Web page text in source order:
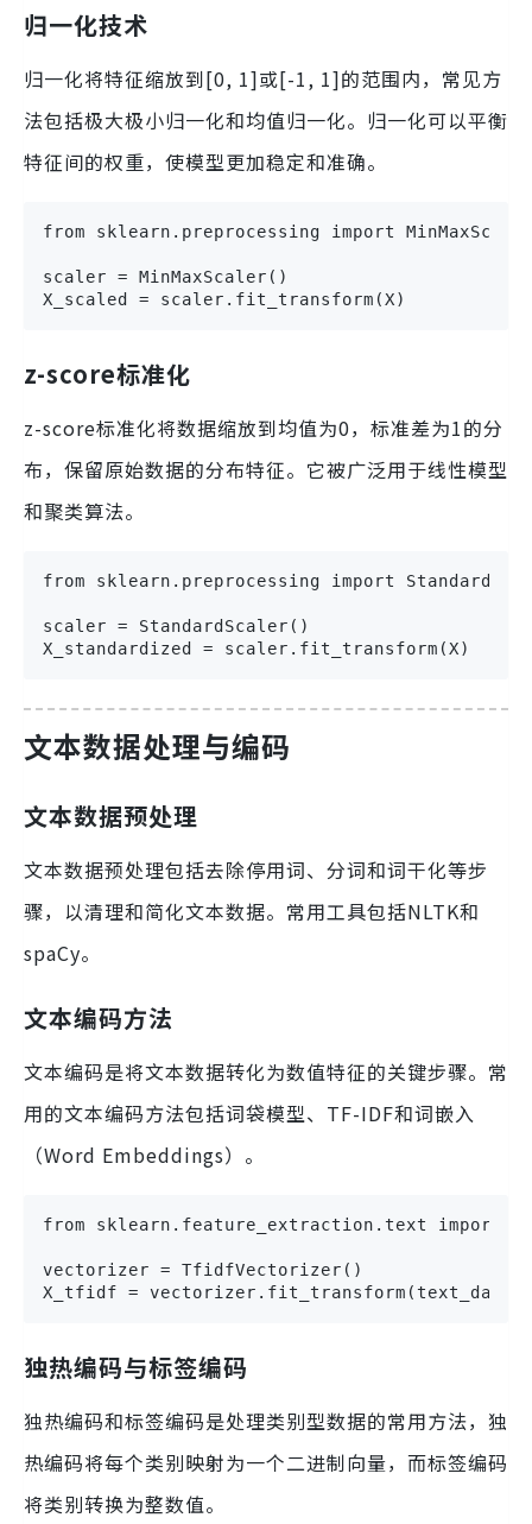
归一化技术
归一化将特征缩放到[0, 1]或[-1, 1]的范围内，常见方
法包括极大极小归一化和均值归一化。归一化可以平衡
特征间的权重，使模型更加稳定和准确。
from sklearn.preprocessing import
scaler = MinMaxScaler()
X_scaled = scaler.fit_transform(X)
z-score标准化
z-score标准化将数据缩放到均值为0，标准差为1的分
布，保留原始数据的分布特征。它被广泛用于线性模型
和聚类算法。
from sklearn.preprocessing import
scaler = StandardScaler()
X_standardized = scaler.fit_transform(X)
文本数据处理与编码
文本数据预处理
文本数据预处理包括去除停用词、分词和词干化等步
骤，以清理和简化文本数据。常用工具包括NLTK和
spaCy。
文本编码方法
文本编码是将文本数据转化为数值特征的关键步骤。常
用的文本编码方法包括词袋模型、TF-IDF和词嵌入
（Word Embeddings）。
from sklearn.feature_extraction.text import
vectorizer = TfidfVectorizer()
X_tfidf = vectorizer.fit_transform(text_data)
独热编码与标签编码
独热编码和标签编码是处理类别型数据的常用方法，独
热编码将每个类别映射为一个二进制向量，而标签编码
将类别转换为整数值。